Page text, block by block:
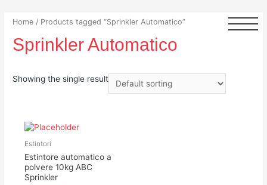
Home / Products tagged “Sprinkler Automatico”
Sprinkler Automatico
Showing the single result
Estintori
Estintore automatico a
polvere 10kg ABC
Sprinkler